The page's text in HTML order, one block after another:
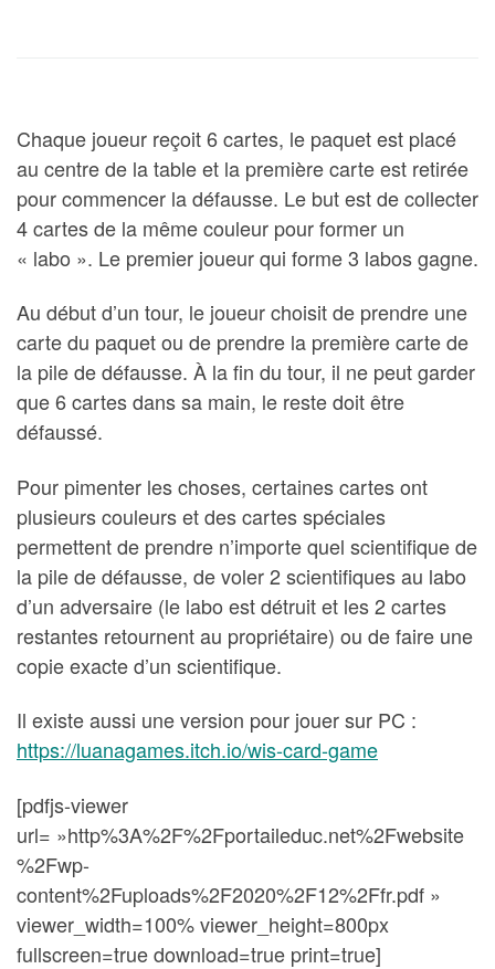
Chaque joueur reçoit 6 cartes, le paquet est placé
au centre de la table et la première carte est retirée
pour commencer la défausse. Le but est de collecter
4 cartes de la même couleur pour former un
« labo ». Le premier joueur qui forme 3 labos gagne.
Au début d’un tour, le joueur choisit de prendre une
carte du paquet ou de prendre la première carte de
la pile de défausse. À la fin du tour, il ne peut garder
que 6 cartes dans sa main, le reste doit être
défaussé.
Pour pimenter les choses, certaines cartes ont
plusieurs couleurs et des cartes spéciales
permettent de prendre n’importe quel scientifique de
la pile de défausse, de voler 2 scientifiques au labo
d’un adversaire (le labo est détruit et les 2 cartes
restantes retournent au propriétaire) ou de faire une
copie exacte d’un scientifique.
Il existe aussi une version pour jouer sur PC :
https://luanagames.itch.io/wis-card-game
[pdfjs-viewer
url= »http%3A%2F%2Fportaileduc.net%2Fwebsite
%2Fwp-
content%2Fuploads%2F2020%2F12%2Ffr.pdf »
viewer_width=100% viewer_height=800px
fullscreen=true download=true print=true]